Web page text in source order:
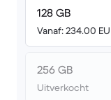
128 GB
Vanaf: 234.00
256 GB
Uitverkocht